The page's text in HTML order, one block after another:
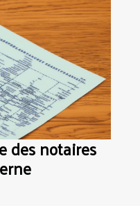
des notaires